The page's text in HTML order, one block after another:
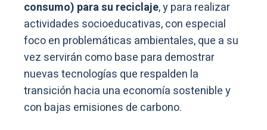
consumo) para su reciclaje, y para realizar
actividades socioeducativas, con especial
foco en problemáticas ambientales, que a su
vez servirán como base para demostrar
nuevas tecnologías que respalden la
transición hacia una economía sostenible y
con bajas emisiones de carbono.